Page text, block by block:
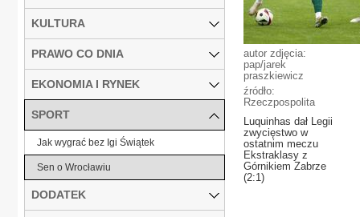
autor zdjęcia:
pap/jarek
praszkiewicz
źródło:
Rzeczpospolita
Luquinhas dał Legii
zwycięstwo w
ostatnim meczu
Ekstraklasy z
Górnikiem Zabrze
(2:1)
KULTURA
PRAWO CO DNIA
EKONOMIA I RYNEK
SPORT
Jak wygrać bez Igi Świątek
Sen o Wrocławiu
DODATEK